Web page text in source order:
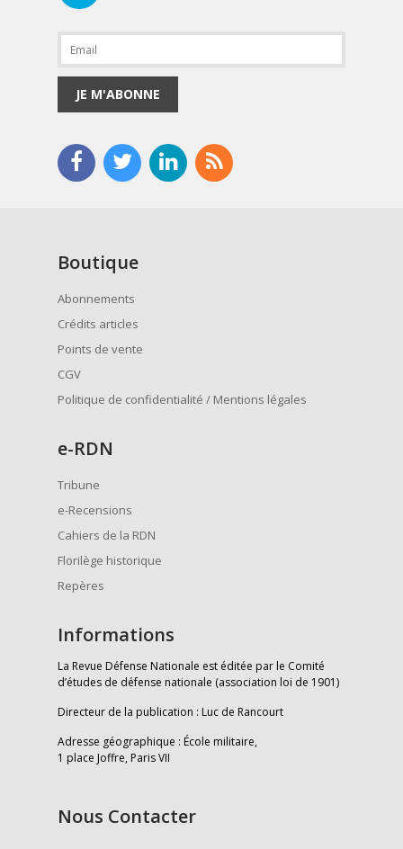
JE M'ABONNE
Boutique
Abonnements
Crédits articles
Points de vente
CGV
Politique de confidentialité / Mentions légales
e-RDN
Tribune
e-Recensions
Cahiers de la RDN
Florilège historique
Repères
Informations
La Revue Défense Nationale est éditée par le Comité
d’études de défense nationale (association loi de 1901)
Directeur de la publication : Luc de Rancourt
Adresse géographique : École militaire,
1 place Joffre, Paris VII
Nous Contacter